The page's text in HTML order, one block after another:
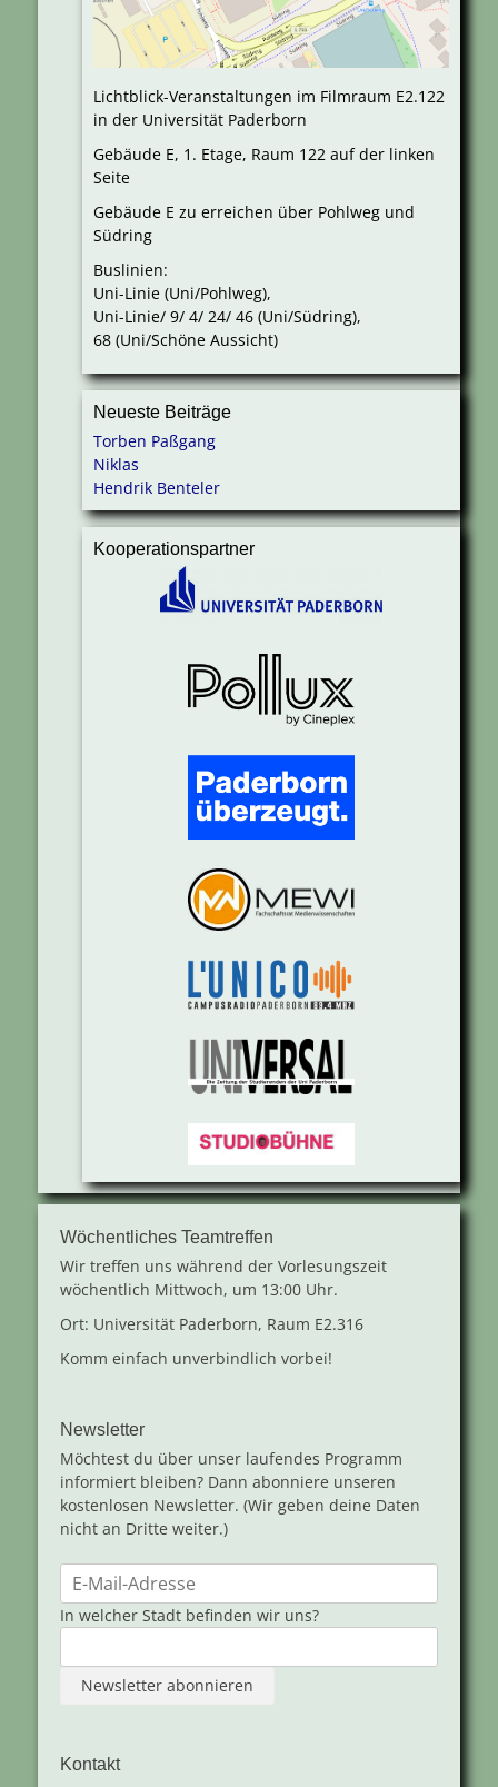
Lichtblick-Veranstaltungen im Filmraum E2.122
in der Universität Paderborn
Gebäude E, 1. Etage, Raum 122 auf der linken
Seite
Gebäude E zu erreichen über Pohlweg und
Südring
Buslinien:
Uni-Linie (Uni/Pohlweg),
Uni-Linie/ 9/ 4/ 24/ 46 (Uni/Südring),
68 (Uni/Schöne Aussicht)
Neueste Beiträge
Torben Paßgang
Niklas
Hendrik Benteler
Kooperationspartner
Wöchentliches Teamtreffen
Wir treffen uns während der Vorlesungszeit
wöchentlich Mittwoch, um 13:00 Uhr.
Ort: Universität Paderborn, Raum E2.316
Komm einfach unverbindlich vorbei!
Newsletter
Möchtest du über unser laufendes Programm
informiert bleiben? Dann abonniere unseren
kostenlosen Newsletter. (Wir geben deine Daten
nicht an Dritte weiter.)
In welcher Stadt befinden wir uns?
Kontakt